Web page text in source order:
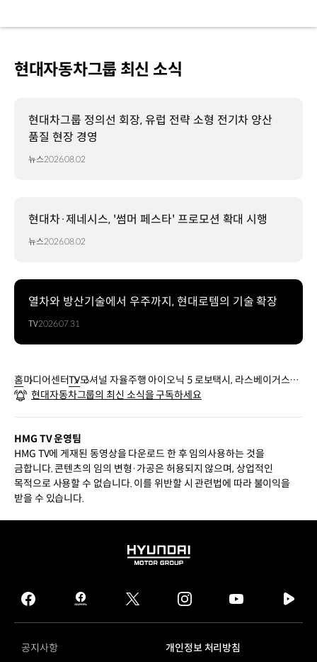
현대자동차그룹 최신 소식
현대차그룹 정의선 회장, 유럽 전략 소형 전기차 양산
품질 현장 경영
뉴스2026.08.02
현대차·제네시스, '썸머 페스타' 프로모션 확대 시행
뉴스2026.08.02
열차와 방산기술에서 우주까지, 현대로템의 기술 확장
TV2026.07.31
홈미디어센터TV모셔널 자율주행 아이오닉 5 로보택시, 라스베이거스를
달리다 | #Shorts
현대자동차그룹의 최신 소식을 구독하세요
HMG TV 운영팀
HMG TV에 게재된 동영상을 다운로드 한 후 임의사용하는 것을
금합니다. 콘텐츠의 임의 변형·가공은 허용되지 않으며, 상업적인
목적으로 사용할 수 없습니다. 이를 위반할 시 관련법에 따라 불이익을
받을 수 있습니다.
HYUNDAI
GROUP
facebook
hmg
journal
twitter instagram
tv
공지사항
개인정보 처리방침